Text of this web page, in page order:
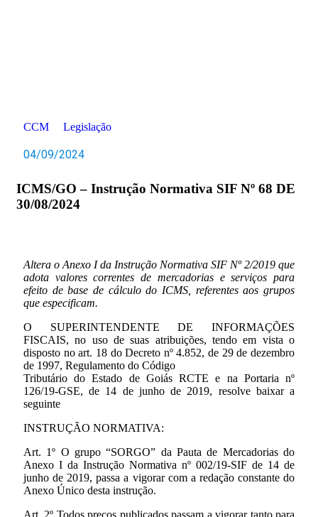
CCM Legislação
04/09/2024
ICMS/GO – Instrução Normativa SIF Nº 68 DE
30/08/2024
Altera o Anexo I da Instrução Normativa SIF Nº 2/2019 que
adota valores correntes de mercadorias e serviços para
efeito de base de cálculo do ICMS, referentes aos grupos
que especificam.
O SUPERINTENDENTE DE INFORMAÇÕES
FISCAIS, no uso de suas atribuições, tendo em vista o
disposto no art. 18 do Decreto nº 4.852, de 29 de dezembro
de 1997, Regulamento do Código
Tributário do Estado de Goiás RCTE e na Portaria nº
126/19-GSE, de 14 de junho de 2019, resolve baixar a
seguinte
INSTRUÇÃO NORMATIVA:
Art. 1º O grupo “SORGO” da Pauta de Mercadorias do
Anexo I da Instrução Normativa nº 002/19-SIF de 14 de
junho de 2019, passa a vigorar com a redação constante do
Anexo Único desta instrução.
Art. 2º Todos preços publicados passam a vigorar tanto para